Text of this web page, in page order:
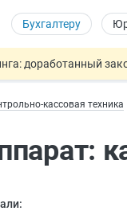
Бухгалтеру
доработанный
учитывать при
закон об
кассовая техника